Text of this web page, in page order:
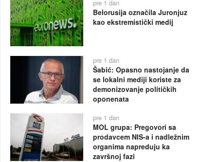
pre 1 dan
Belorusija označila Juronjuz
kao ekstremistički medij
pre 1 dan
Šabić: Opasno nastojanje da
se lokalni mediji koriste za
demonizovanje političkih
oponenata
pre 1 dan
MOL grupa: Pregovori sa
prodavcem NIS-a i nadležnim
organima napreduju ka
završnoj fazi